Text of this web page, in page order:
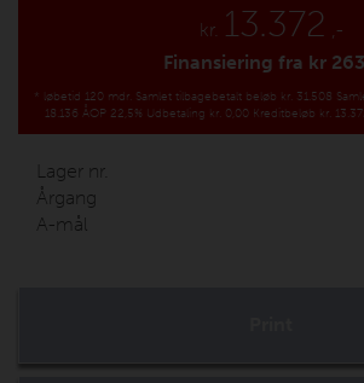
kr. 13.372 ,-
Finansiering fra kr
* løbetid 120 mdr. Samlet tilbagebetalt beløb kr. 31.508
18.136 ÅOP 22,5% Udbetaling kr. 0,00 Kreditbeløb kr.
Lager nr.
Årgang
A-mål